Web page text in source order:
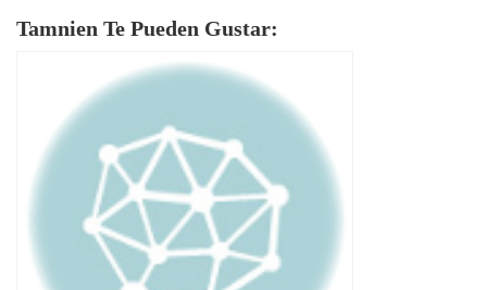
Tamnien Te Pueden Gustar: